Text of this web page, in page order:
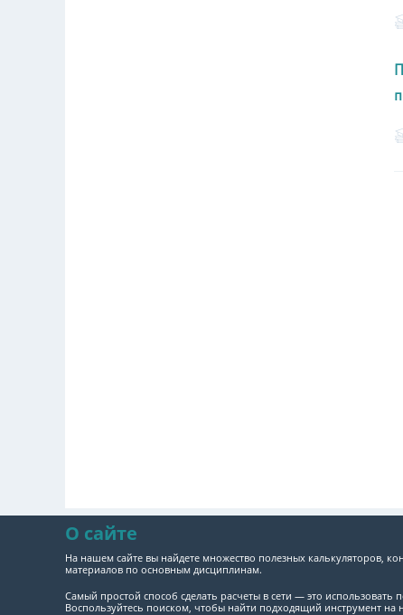
О сайте
На нашем сайте вы найдете множество полезных калькуляторов,
материалов по основным дисциплинам.
Самый простой способ сделать расчеты в сети — это
Воспользуйтесь поиском, чтобы найти подходящий инструмент на